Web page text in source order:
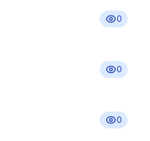
0
0
0